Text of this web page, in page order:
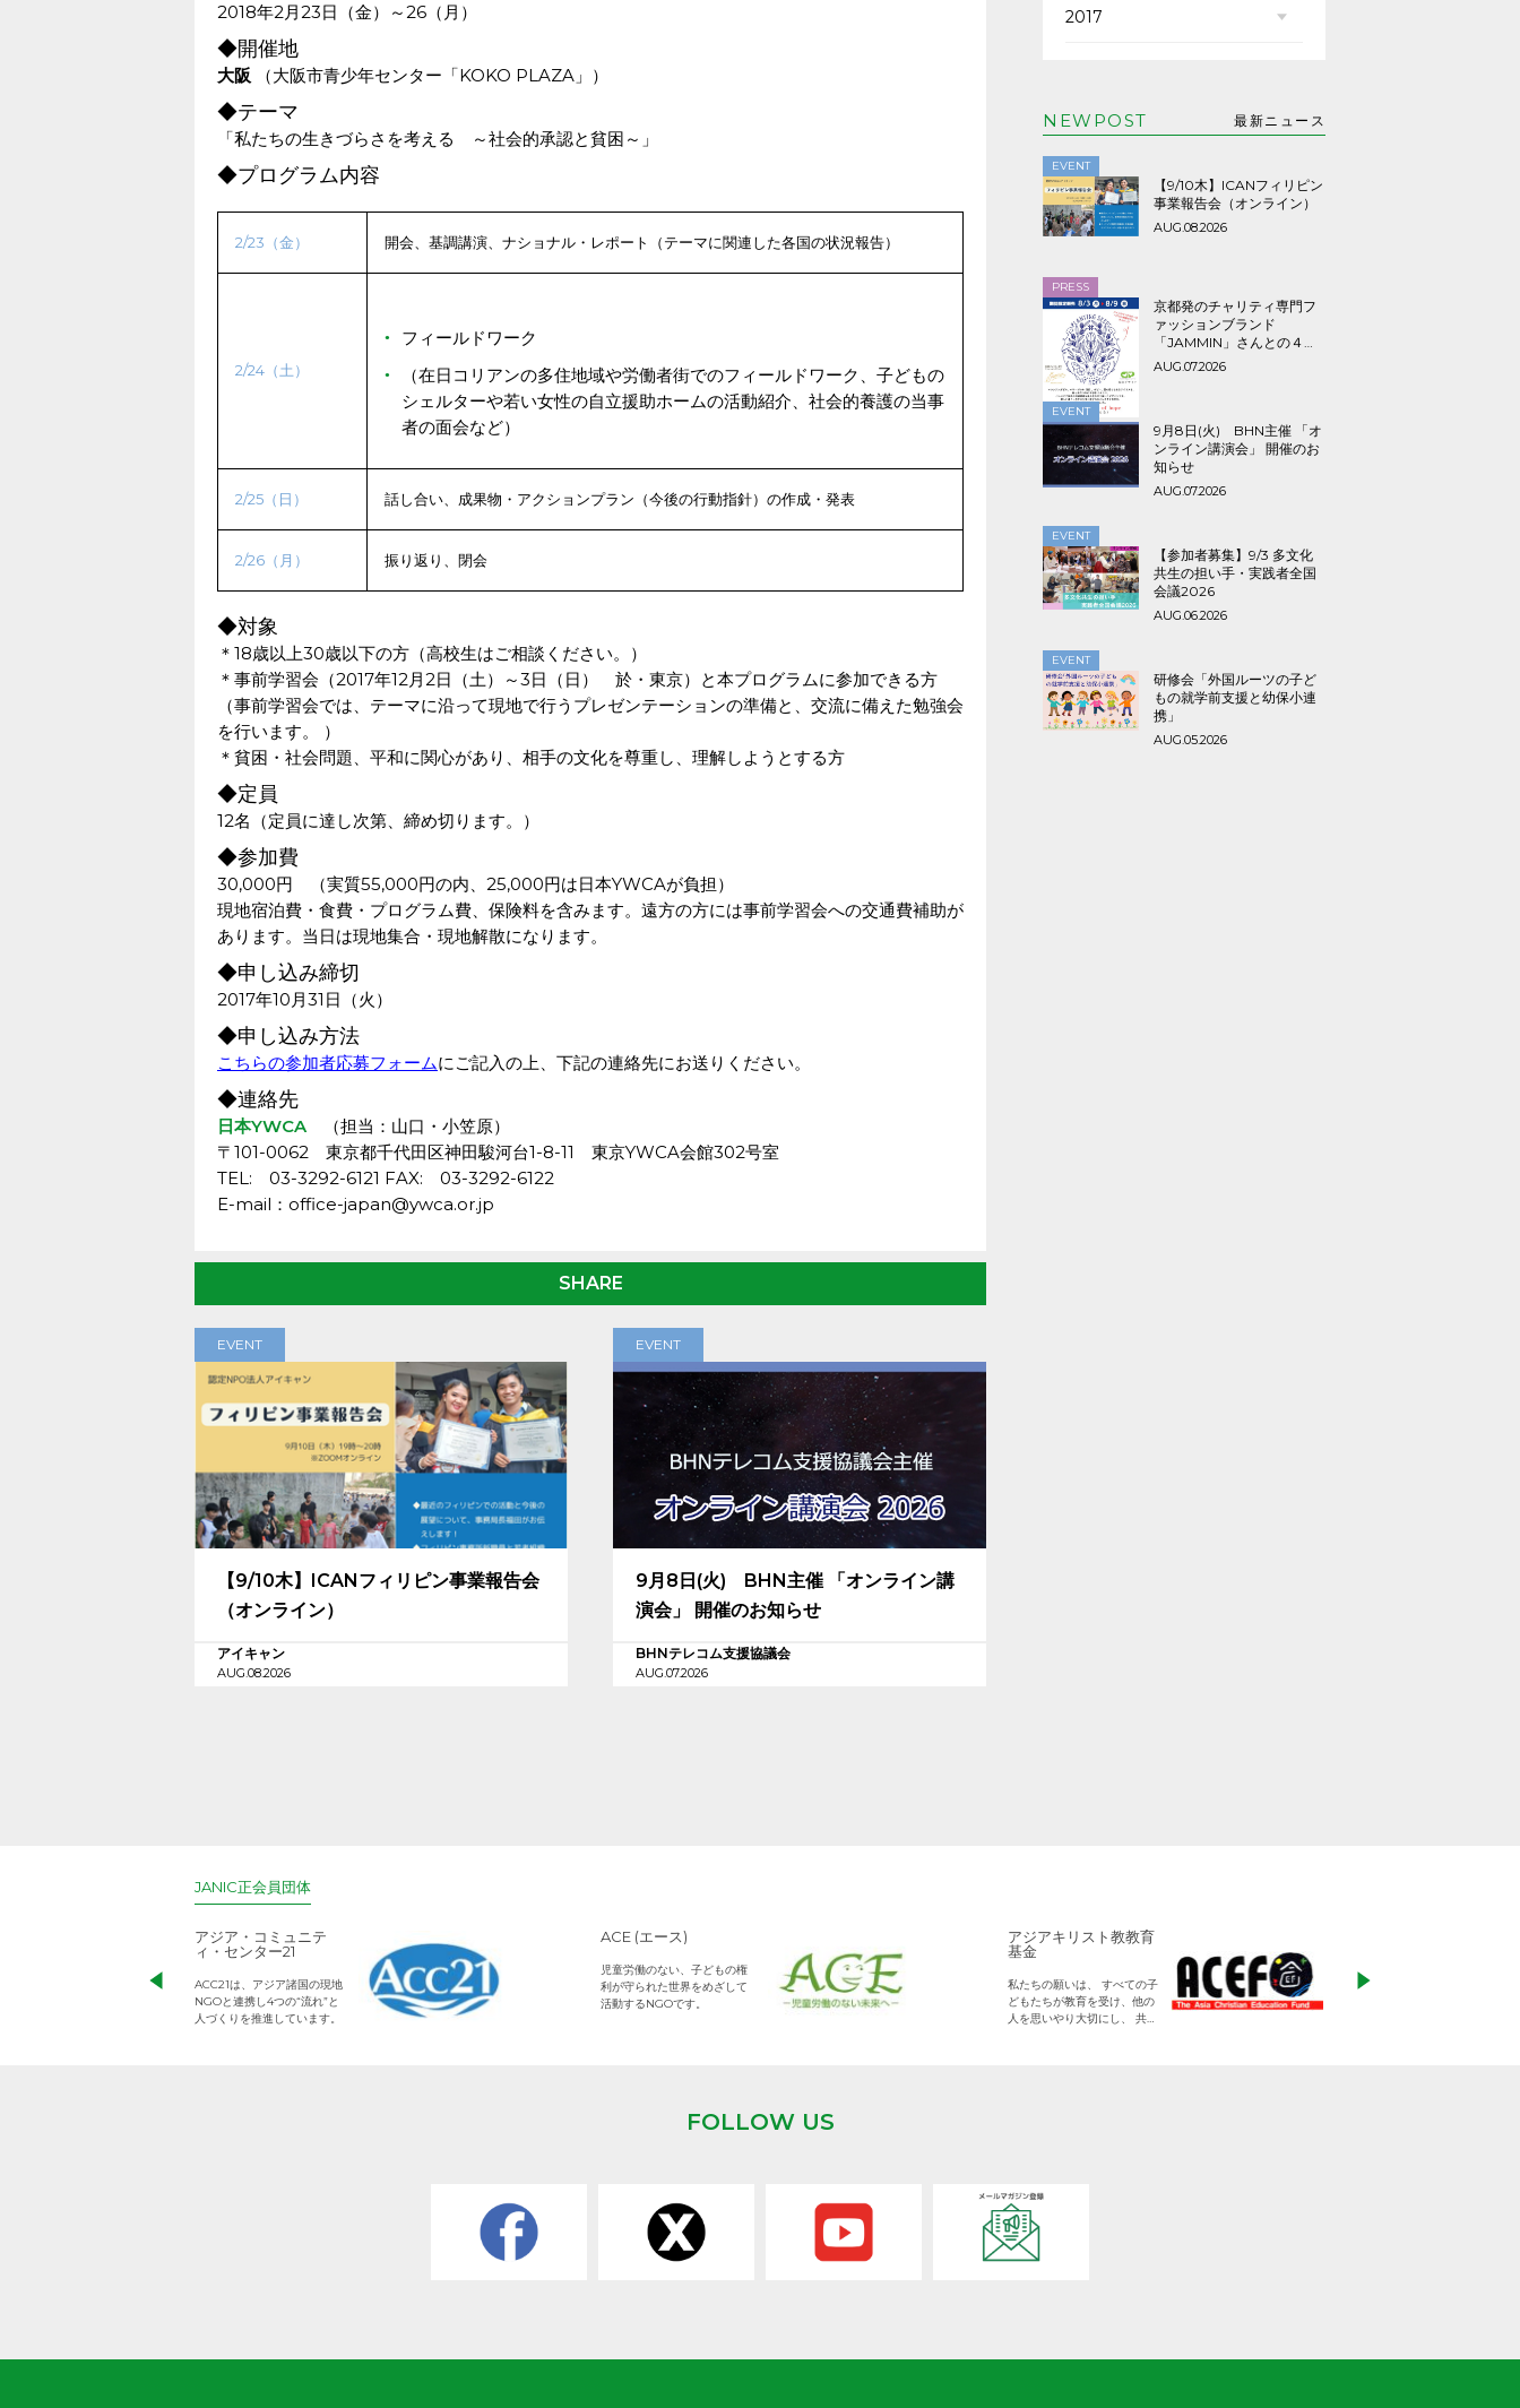
2018年2月23日（金）～26（月）
◆開催地
大阪 （大阪市青少年センター「KOKO PLAZA」）
◆テーマ
「私たちの生きづらさを考える ～社会的承認と貧困～」
◆プログラム内容
2/23（金） 開会、基調講演、ナショナル・レポート（テーマに関連した各国の状況報告）
2/24（土）
フィールドワーク
（在日コリアンの多住地域や労働者街でのフィールドワーク、子どもの
シェルターや若い女性の自立援助ホームの活動紹介、社会的養護の当事
者の面会など）
2/25（日） 話し合い、成果物・アクションプラン（今後の行動指針）の作成・発表
2/26（月） 振り返り、閉会
◆対象
＊18歳以上30歳以下の方（高校生はご相談ください。）
＊事前学習会（2017年12月2日（土）～3日（日） 於・東京）と本プログラムに参加できる方
（事前学習会では、テーマに沿って現地で行うプレゼンテーションの準備と、交流に備えた勉強会
を行います。 ）
＊貧困・社会問題、平和に関心があり、相手の文化を尊重し、理解しようとする方
◆定員
12名（定員に達し次第、締め切ります。）
◆参加費
30,000円 （実質55,000円の内、25,000円は日本YWCAが負担）
現地宿泊費・食費・プログラム費、保険料を含みます。遠方の方には事前学習会への交通費補助が
あります。当日は現地集合・現地解散になります。
◆申し込み締切
2017年10月31日（火）
◆申し込み方法
こちらの参加者応募フォームにご記入の上、下記の連絡先にお送りください。
◆連絡先
日本YWCA（担当：山口・小笠原）
〒101-0062 東京都千代田区神田駿河台1-8-11 東京YWCA会館302号室
TEL: 03-3292-6121 FAX: 03-3292-6122
E-mail：office-japan@ywca.or.jp
SHARE
EVENT
【9/10木】ICANフィリピン事業報告会
（オンライン）
アイキャン
AUG.08.2026
EVENT
9月8日(火) BHN主催 「オンライン講
演会」 開催のお知らせ
BHNテレコム支援協議会
AUG.07.2026
2017
NEWPOST 最新ニュース
EVENT
【9/10木】ICANフィリピン
事業報告会（オンライン）
AUG.08.2026
PRESS
京都発のチャリティ専門フ
ァッションブランド
「JAMMIN」さんとの４年
ぶり３回目のコラボTシャツ
AUG.07.2026
EVENT
9月8日(火) BHN主催 「オ
ンライン講演会」 開催のお
知らせ
AUG.07.2026
EVENT
【参加者募集】9/3 多文化
共生の担い手・実践者全国
会議2026
AUG.06.2026
EVENT
研修会「外国ルーツの子ど
もの就学前支援と幼保小連
携」
AUG.05.2026
JANIC正会員団体
アジア・コミュニテ
ィ・センター21
ACC21は、アジア諸国の現地
NGOと連携し4つの“流れ”と
人づくりを推進しています。
ACE (エース)
児童労働のない、子どもの権
利が守られた世界をめざして
活動するNGOです。
アジアキリスト教教育
基金
私たちの願いは、 すべての子
どもたちが教育を受け、他の
人を思いやり大切にし、 共に
FOLLOW US